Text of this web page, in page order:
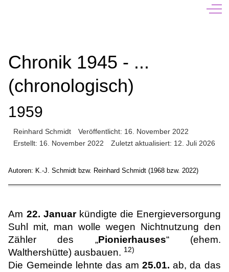
Off-
Chronik 1945 - ...
(chronologisch)
1959
Reinhard Schmidt
Veröffentlicht: 16. November 2022
Erstellt: 16. November 2022
Zuletzt aktualisiert: 12. Juli 2026
Autoren: K.-J. Schmidt bzw. Reinhard Schmidt (1968 bzw. 2022)
Am 22. Januarkündigte die Energieversorgung
Suhl mit, man wolle wegen Nichtnutzung den
Zähler des „Pionierhauses“ (ehem.
Walthershütte) ausbauen. 12)
Die Gemeinde lehnte das am25.01. ab, da das